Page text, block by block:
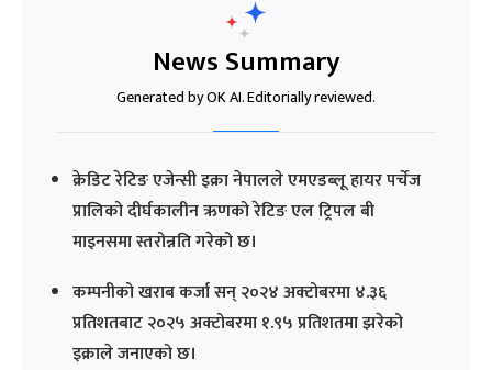
News Summary
Generated by OK AI. Editorially reviewed.
क्रेडिट रेटिङ एजेन्सी इक्रा नेपालले एमएडब्लू हायर पर्चेज
प्रालिको दीर्घकालीन ऋणको रेटिङ एल ट्रिपल बी
माइनसमा स्तरोन्नति गरेको छ।
कम्पनीको खराब कर्जा सन् २०२४ अक्टोबरमा ४.३६
प्रतिशतबाट २०२५ अक्टोबरमा १.९५ प्रतिशतमा झरेको
इक्राले जनाएको छ।